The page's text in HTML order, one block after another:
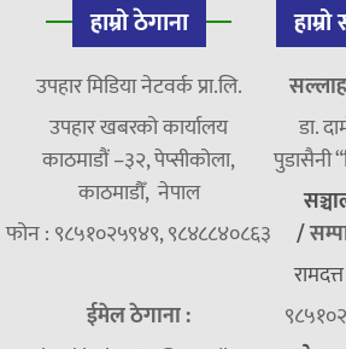
हाम्रो ठेगाना
उपहार मिडिया नेटवर्क प्रा.लि.
उपहार खबरको कार्यालय
काठमाडौं –३२, पेप्सीकोला,
काठमाडौँ, नेपाल
फोन : ९८५१०२५९४९, ९८४८८४०८६३
ईमेल ठेगाना :
डा.
पुडासैनी
/